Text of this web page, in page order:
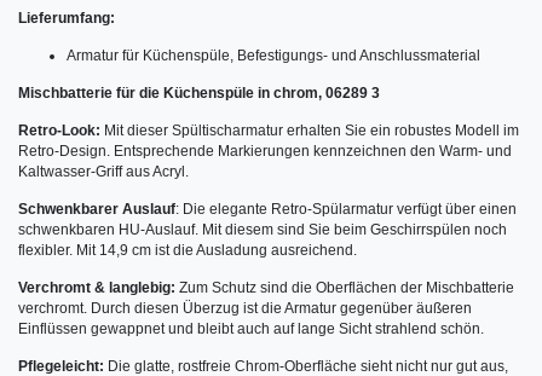
Lieferumfang:
Armatur für Küchenspüle, Befestigungs- und Anschlussmaterial
Mischbatterie für die Küchenspüle in chrom, 06289 3
Retro-Look: Mit dieser Spültischarmatur erhalten Sie ein robustes Modell im
Retro-Design. Entsprechende Markierungen kennzeichnen den Warm- und
Kaltwasser-Griff aus Acryl.
Schwenkbarer Auslauf: Die elegante Retro-Spülarmatur verfügt über einen
schwenkbaren HU-Auslauf. Mit diesem sind Sie beim Geschirrspülen noch
flexibler. Mit 14,9 cm ist die Ausladung ausreichend.
Verchromt & langlebig: Zum Schutz sind die Oberflächen der Mischbatterie
verchromt. Durch diesen Überzug ist die Armatur gegenüber äußeren
Einflüssen gewappnet und bleibt auch auf lange Sicht strahlend schön.
Pflegeleicht: Die glatte, rostfreie Chrom-Oberfläche sieht nicht nur gut aus,